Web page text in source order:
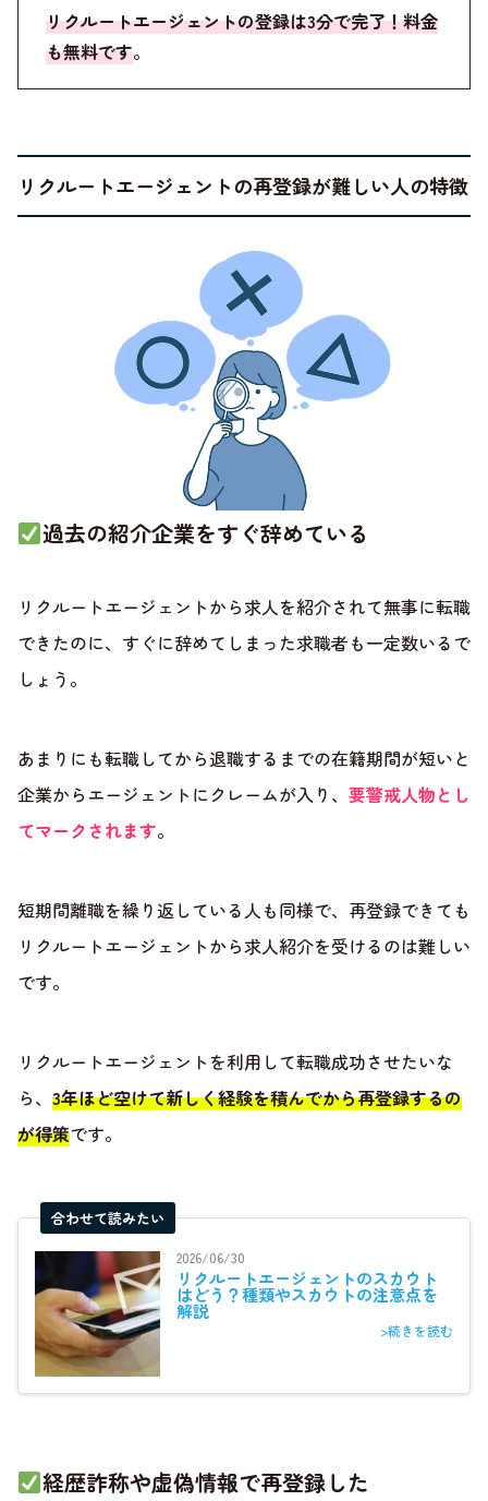
リクルートエージェントの登録は3分で完了！料金
も無料です。
リクルートエージェントの再登録が難しい人の特徴
過去の紹介企業をすぐ辞めている
リクルートエージェントから求人を紹介されて無事に転職
できたのに、すぐに辞めてしまった求職者も一定数いるで
しょう。
あまりにも転職してから退職するまでの在籍期間が短いと
企業からエージェントにクレームが入り、 要警戒人物とし
てマークされます。
短期間離職を繰り返している人も同様で、再登録できても
リクルートエージェントから求人紹介を受けるのは難しい
です。
リクルートエージェントを利用して転職成功させたいな
ら、 3年ほど空けて新しく経験を積んでから再登録するの
が得策です。
合わせて読みたい
2026/06/30
リクルートエージェントのスカウト
はどう？種類やスカウトの注意点を
解説
>続きを読む
経歴詐称や虚偽情報で再登録した